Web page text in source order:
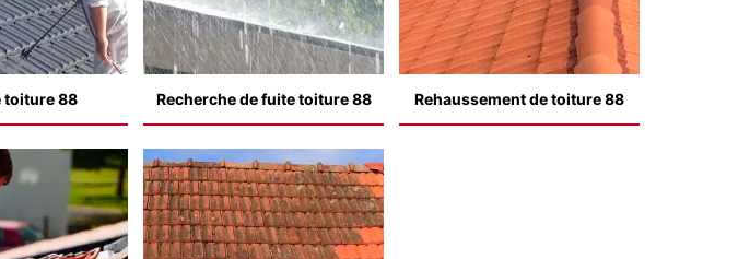
toiture 88 Recherche de fuite toiture 88 Rehaussement de toiture 88